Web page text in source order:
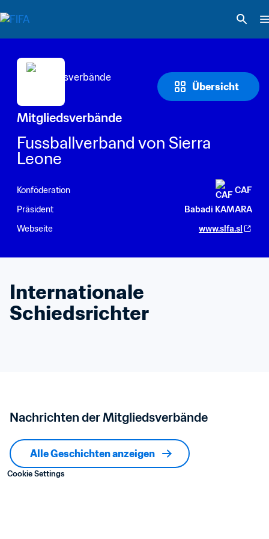
Übersicht
Mitgliedsverbände
Fussballverband von Sierra
Leone
Konföderation
CAF
Präsident
Babadi KAMARA
Webseite
www.slfa.sl
Internationale
Schiedsrichter
Nachrichten der Mitgliedsverbände
Alle Geschichten anzeigen
Cookie Settings